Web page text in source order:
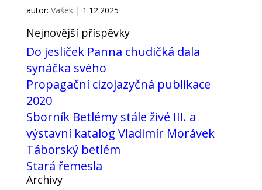
autor: Vašek| 1.12.2025
Nejnovější příspěvky
Do jesliček Panna chudičká dala
synáčka svého
Propagační cizojazyčná publikace
2020
Sborník Betlémy stále živé III. a
výstavní katalog Vladimír Morávek
Táborský betlém
Stará řemesla
Archivy